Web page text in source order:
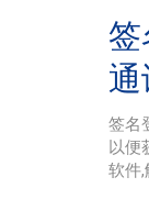
签名
以便
软件